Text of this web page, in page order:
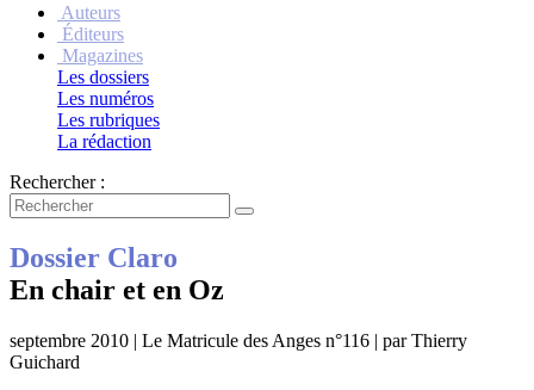
Auteurs
Éditeurs
Magazines
Les dossiers
Les numéros
Les rubriques
La rédaction
Rechercher :
Dossier Claro
En chair et en Oz
septembre 2010 | Le Matricule des Anges n°116 | par Thierry
Guichard